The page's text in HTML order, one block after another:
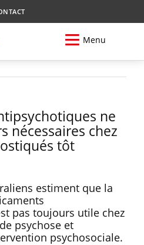
Menu
ne
nécessaires chez
tôt
estiment que la
pas toujours utile chez
psychose et
psychosociale.